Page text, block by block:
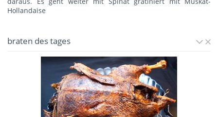
Hollandaise
braten des tages